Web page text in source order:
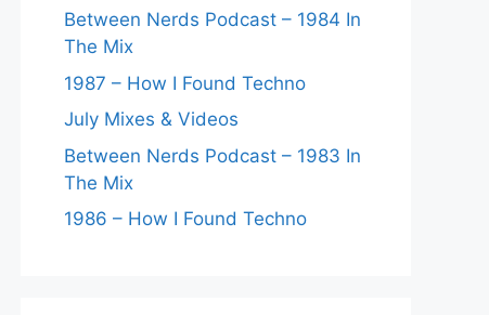
Between Nerds Podcast – 1984 In
The Mix
1987 – How I Found Techno
July Mixes & Videos
Between Nerds Podcast – 1983 In
The Mix
1986 – How I Found Techno